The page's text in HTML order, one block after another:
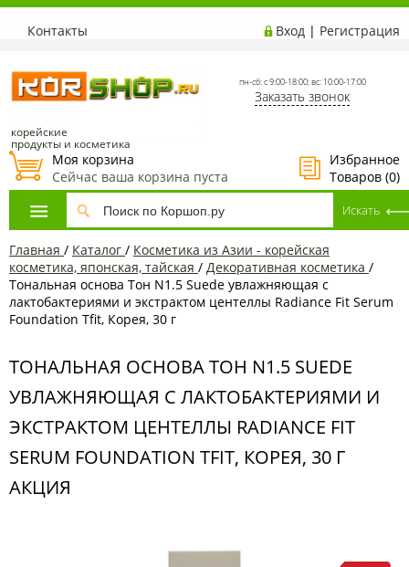
Контакты Вход | Регистрация
корейские
продукты и косметика
пн-сб: с 9:00-18:00; вс: 10:00-17:00
Заказать звонок
Избранное
Товаров (0)
Моя корзина
Сейчас ваша корзина пуста
Главная / Каталог / Косметика из Азии - корейская
косметика, японская, тайская / Декоративная косметика /
Тональная основа Тон N1.5 Suede увлажняющая с
лактобактериями и экстрактом центеллы Radiance Fit Serum
Foundation Tfit, Корея, 30 г
ТОНАЛЬНАЯ ОСНОВА ТОН N1.5 SUEDE
УВЛАЖНЯЮЩАЯ С ЛАКТОБАКТЕРИЯМИ И
ЭКСТРАКТОМ ЦЕНТЕЛЛЫ RADIANCE FIT
SERUM FOUNDATION TFIT, КОРЕЯ, 30 Г
АКЦИЯ